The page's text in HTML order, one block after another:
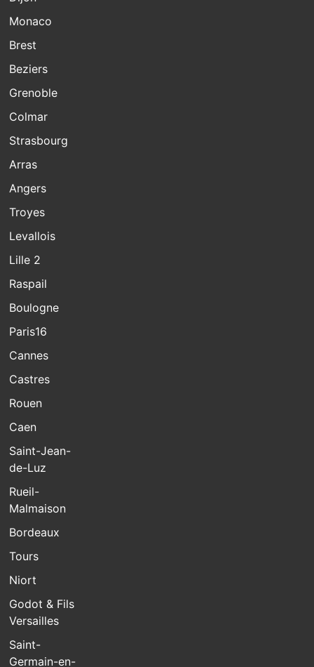
Monaco
Brest
Beziers
Grenoble
Colmar
Strasbourg
Arras
Angers
Troyes
Levallois
Lille 2
Raspail
Boulogne
Paris16
Cannes
Castres
Rouen
Caen
Saint-Jean-
de-Luz
Rueil-
Malmaison
Bordeaux
Tours
Niort
Godot & Fils
Versailles
Saint-
Germain-en-